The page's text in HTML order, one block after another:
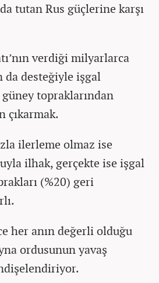
tutan Rus güçlerine karşı
verdiği milyarlarca
da desteğiyle işgal
topraklarından
çıkarmak.
ilerleme olmaz ise
ilhak, gerçekte ise işgal
(%20) geri
her anın değerli olduğu
ordusunun yavaş